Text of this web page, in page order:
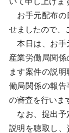
お手元配布の
せましたので、
本日は、お手
産業労働局関
ます案件の説
働局関係の報
の審査を行いま
なお、提出予
説明を聴取し